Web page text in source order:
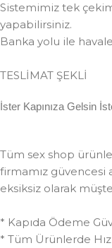
Sistemimiz tek
yapabilirsiniz.
Banka yolu ile
TESLİMAT ŞEKLİ
İster Kapınıza Gelsin
Tüm sex shop
firmamız güvencesi
eksiksiz olarak
* Kapıda Ödeme
* Tüm Ürünlerde